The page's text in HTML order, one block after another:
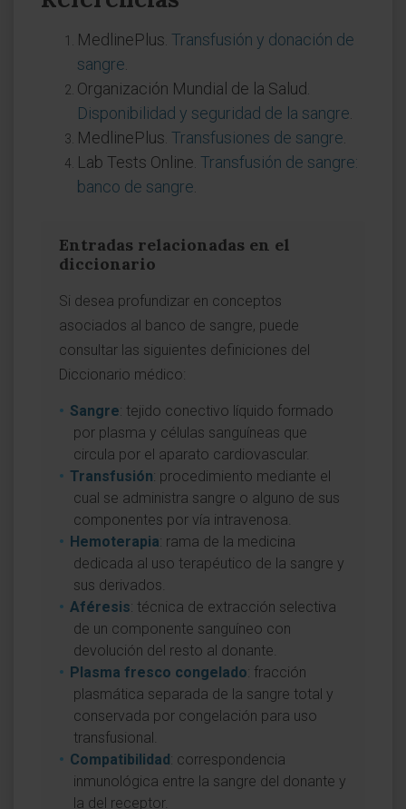
MedlinePlus. Transfusión y donación de
sangre
Organización Mundial de la Salud.
Disponibilidad y seguridad de la sangre
MedlinePlus. Transfusiones de sangre
Lab Tests Online. Transfusión de sangre:
banco de sangre
Entradas relacionadas en el
diccionario
Si desea profundizar en conceptos
asociados al banco de sangre, puede
consultar las siguientes definiciones del
Diccionario médico:
Sangre: tejido conectivo líquido formado
por plasma y células sanguíneas que
circula por el aparato cardiovascular.
Transfusión: procedimiento mediante el
cual se administra sangre o alguno de sus
componentes por vía intravenosa.
Hemoterapia: rama de la medicina
dedicada al uso terapéutico de la sangre y
sus derivados.
Aféresis: técnica de extracción selectiva
de un componente sanguíneo con
devolución del resto al donante.
Plasma fresco congelado: fracción
plasmática separada de la sangre total y
conservada por congelación para uso
transfusional.
Compatibilidad: correspondencia
inmunológica entre la sangre del donante y
la del receptor.